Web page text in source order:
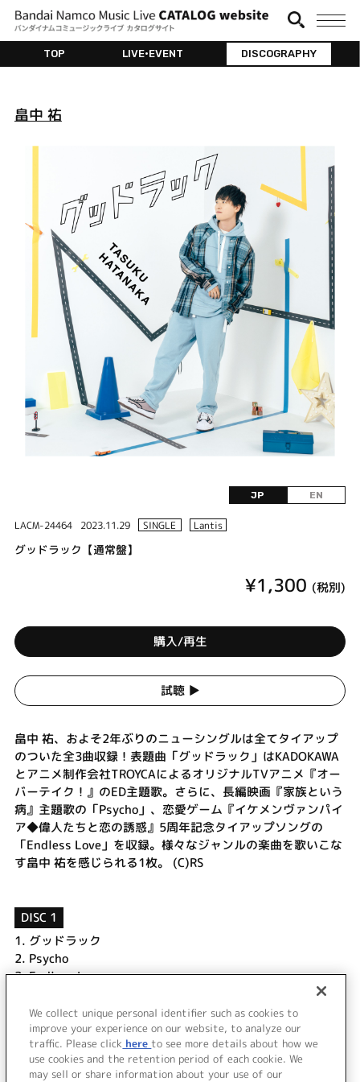
TOP LIVE•EVENT DISCOGRAPHY
畠中 祐
JP EN
LACM-24464 2023.11.29 SINGLE Lantis
グッドラック【通常盤】
¥1,300 (税別)
購入/再生
試聴 ▶︎
畠中 祐、およそ2年ぶりのニューシングルは全てタイアップ
のついた全3曲収録！表題曲「グッドラック」はKADOKAWA
とアニメ制作会社TROYCAによるオリジナルTVアニメ『オー
バーテイク！』のED主題歌。さらに、長編映画『家族という
病』主題歌の「Psycho」、恋愛ゲーム『イケメンヴァンパイ
ア◆偉人たちと恋の誘惑』5周年記念タイアップソングの
「Endless Love」を収録。様々なジャンルの楽曲を歌いこな
す畠中 祐を感じられる1枚。 (C)RS
DISC 1
1. グッドラック
2. Psycho
3.Endless Love
Psycho (Instrumental)
Endless Love (Instrumental)
＜ BACK
We collect unique personal identifier such as cookies to
improve your experience on our website, to analyze our
traffic. Please click here to see more details about how we
use cookies and the retention period of each cookie. We
may sell or share information about your use of our